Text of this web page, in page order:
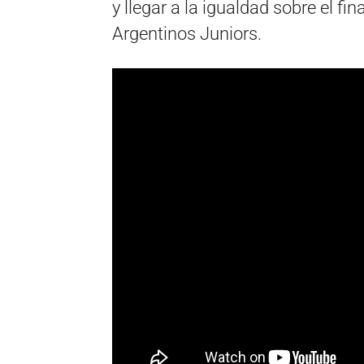
y llegar a la igualdad sobre el
Argentinos Juniors.